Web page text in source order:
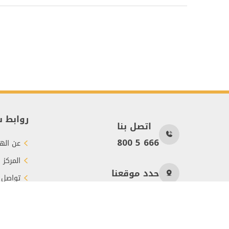
اتصل بنا
800 5 666
حدد موقعنا
عن